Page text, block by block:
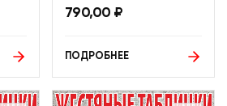
790,00 ₽
ПОДРОБНЕЕ